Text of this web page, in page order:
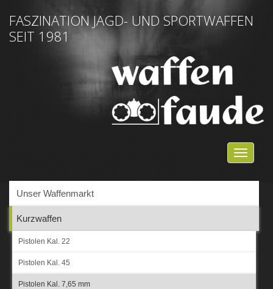
FASZINATION JAGD- UND SPORTWAFFEN
SEIT 1981
Unser Waffenmarkt
Kurzwaffen
Pistolen Kal. 22
Pistolen Kal. 45
Pistolen Kal. 7,65 mm